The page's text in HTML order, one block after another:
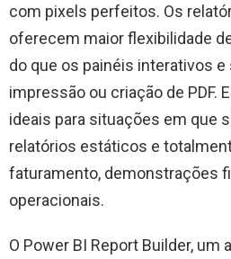
com pixels perfeitos. Os
oferecem maior flexibilidade
do que os painéis interativos
impressão ou criação de PDF.
ideais para situações em que
relatórios estáticos e
faturamento, demonstrações
operacionais.
O Power BI Report Builder, um